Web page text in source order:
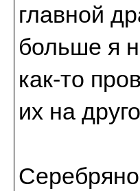
главной
больше я
как-то
их на